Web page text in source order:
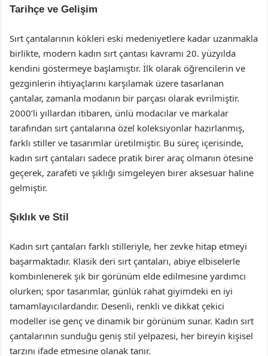
Tarihçe ve Gelişim
Sırt çantalarının kökleri eski medeniyetlere kadar uzanmakla
birlikte, modern kadın sırt çantası kavramı 20. yüzyılda
kendini göstermeye başlamıştır. İlk olarak öğrencilerin ve
gezginlerin ihtiyaçlarını karşılamak üzere tasarlanan
çantalar, zamanla modanın bir parçası olarak evrilmiştir.
2000’li yıllardan itibaren, ünlü modacılar ve markalar
tarafından sırt çantalarına özel koleksiyonlar hazırlanmış,
farklı stiller ve tasarımlar üretilmiştir. Bu süreç içerisinde,
kadın sırt çantaları sadece pratik birer araç olmanın ötesine
geçerek, zarafeti ve şıklığı simgeleyen birer aksesuar haline
gelmiştir.
Şıklık ve Stil
Kadın sırt çantaları farklı stilleriyle, her zevke hitap etmeyi
başarmaktadır. Klasik deri sırt çantaları, abiye elbiselerle
kombinlenerek şık bir görünüm elde edilmesine yardımcı
olurken; spor tasarımlar, günlük rahat giyimdeki en iyi
tamamlayıcılardandır. Desenli, renkli ve dikkat çekici
modeller ise genç ve dinamik bir görünüm sunar. Kadın sırt
çantalarının sunduğu geniş stil yelpazesi, her bireyin kişisel
tarzını ifade etmesine olanak tanır.